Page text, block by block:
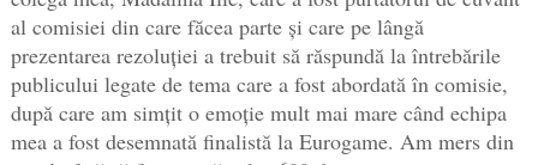
al comisiei din care făcea parte și care pe lângă
prezentarea rezoluției a trebuit să răspundă la întrebările
publicului legate de tema care a fost abordată în comisie,
după care am simțit o emoție mult mai mare când echipa
mea a fost desemnată finalistă la Eurogame. Am mers din